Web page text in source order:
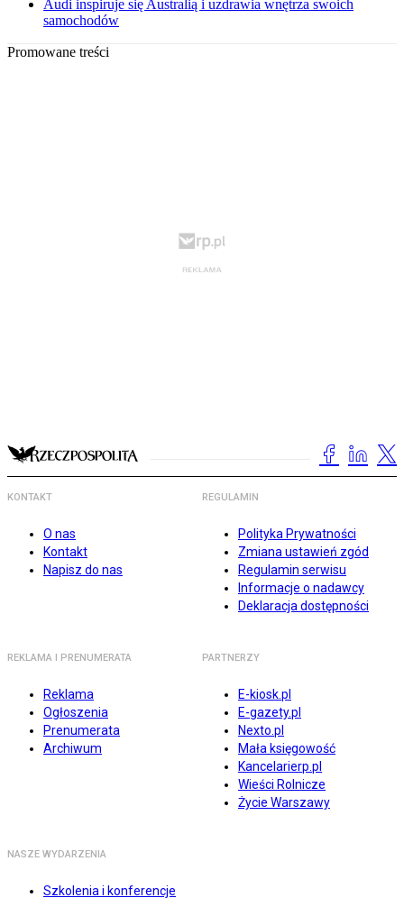
Audi inspiruje się Australią i uzdrawia wnętrza swoich
samochodów
Promowane treści
KONTAKT
O nas
Kontakt
Napisz do nas
REGULAMIN
Polityka Prywatności
Zmiana ustawień zgód
Regulamin serwisu
Informacje o nadawcy
Deklaracja dostępności
REKLAMA I PRENUMERATA
Reklama
Ogłoszenia
Prenumerata
Archiwum
PARTNERZY
E-kiosk.pl
E-gazety.pl
Nexto.pl
Mała księgowość
Kancelarierp.pl
Wieści Rolnicze
Życie Warszawy
NASZE WYDARZENIA
Szkolenia i konferencje